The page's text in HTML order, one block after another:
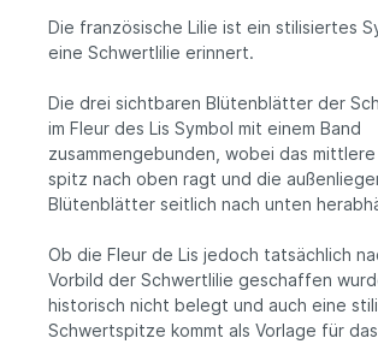
Die französische Lilie ist ein stilisiertes
eine Schwertlilie erinnert.
Die drei sichtbaren Blütenblätter der
im Fleur des Lis Symbol mit einem Band
zusammengebunden, wobei das
spitz nach oben ragt und die
Blütenblätter seitlich nach unten
Ob die Fleur de Lis jedoch tatsächlich
Vorbild der Schwertlilie geschaffen
historisch nicht belegt und auch eine
Schwertspitze kommt als Vorlage für